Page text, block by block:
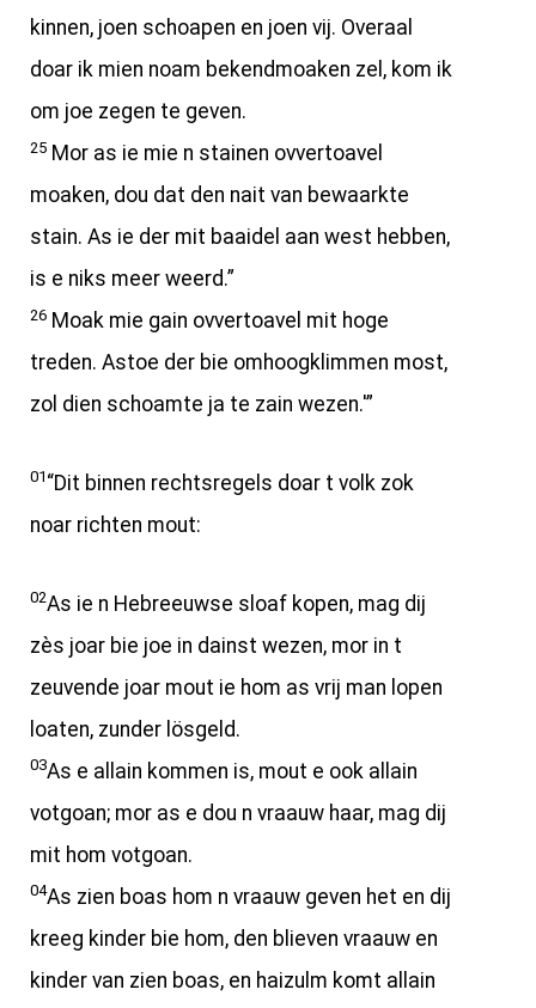
kinnen, joen schoapen en joen vij. Overaal
doar ik mien noam bekendmoaken zel, kom ik
om joe zegen te geven.
25 Mor as ie mie n stainen ovvertoavel
moaken, dou dat den nait van bewaarkte
stain. As ie der mit baaidel aan west hebben,
is e niks meer weerd.”
26 Moak mie gain ovvertoavel mit hoge
treden. Astoe der bie omhoogklimmen most,
zol dien schoamte ja te zain wezen.'”
01 “Dit binnen rechtsregels doar t volk zok
noar richten mout:
02As ie n Hebreeuwse sloaf kopen, mag dij
zès joar bie joe in dainst wezen, mor in t
zeuvende joar mout ie hom as vrij man lopen
loaten, zunder lösgeld.
03As e allain kommen is, mout e ook allain
votgoan; mor as e dou n vraauw haar, mag dij
mit hom votgoan.
04As zien boas hom n vraauw geven het en dij
kreeg kinder bie hom, den blieven vraauw en
kinder van zien boas, en haizulm komt allain